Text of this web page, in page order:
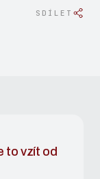
SDÍLET
to vzít od